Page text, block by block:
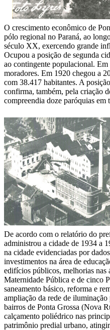
O crescimento econômico de
pólo regional no Paraná, ao
século XX, exercendo grande
Ocupou a posição de segunda
ao contingente populacional.
moradores. Em 1920 chegou a
com 38.417 habitantes. A
confirma, também, pela criação
compreendia doze paróquias em
De acordo com o relatório do
administrou a cidade de 1934 a
na cidade evidenciadas por
investimentos na área de
edifícios públicos, melhorias nas
Maternidade Pública e de cinco
saneamento básico, reforma e
ampliação da rede de
bairros de Ponta Grossa (Nova
calçamento poliédrico nas
patrimônio predial urbano,